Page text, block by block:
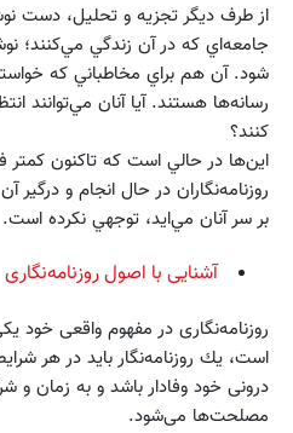
از طرف ديگر تجزیه و تحلیل، دست
جامعه‌اي كه در آن زندگي‌ مي‌كنند؛
شود. آن هم براي مخاطباني كه
رسانه‌ها هستند. آيا آنان مي‌توانند
كنند؟
اين‌ها در حالي است كه تاكنون كمتر
روزنامه‌نگاران در حال انجام و
بر سر آنان مي‌ايد، توجهي نكرده است.
آشنایی با اصول روزنامه‌نگاری
روزنامه‌نگاری در مفهوم واقعی خود
است، يك روزنامه‌نگار باید در هر
درونی خود وفادار باشد و به زمان‌‌ و
مصلحت‌ها می‌شود.